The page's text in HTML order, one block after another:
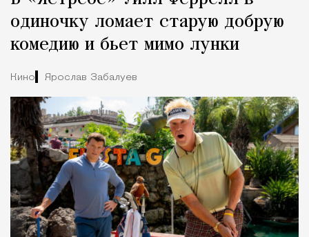
одиночку ломает старую добрую
комедию и бьет мимо лунки
Кино Ярослав Забалуев